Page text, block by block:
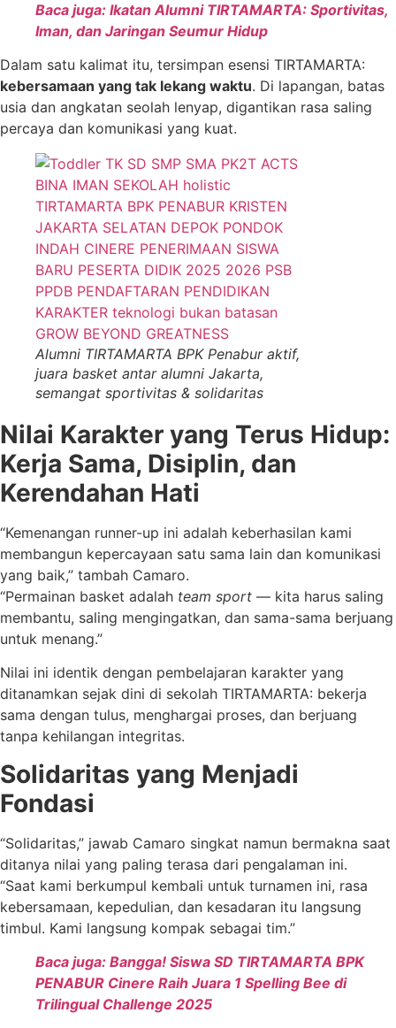
Baca juga: Ikatan Alumni TIRTAMARTA: Sportivitas,
Iman, dan Jaringan Seumur Hidup
Dalam satu kalimat itu, tersimpan esensi TIRTAMARTA:
kebersamaan yang tak lekang waktu. Di lapangan, batas
usia dan angkatan seolah lenyap, digantikan rasa saling
percaya dan komunikasi yang kuat.
Alumni TIRTAMARTA BPK Penabur aktif,
juara basket antar alumni Jakarta,
semangat sportivitas & solidaritas
Nilai Karakter yang Terus Hidup:
Kerja Sama, Disiplin, dan
Kerendahan Hati
“Kemenangan runner-up ini adalah keberhasilan kami
membangun kepercayaan satu sama lain dan komunikasi
yang baik,” tambah Camaro.
“Permainan basket adalah team sport — kita harus saling
membantu, saling mengingatkan, dan sama-sama berjuang
untuk menang.”
Nilai ini identik dengan pembelajaran karakter yang
ditanamkan sejak dini di sekolah TIRTAMARTA: bekerja
sama dengan tulus, menghargai proses, dan berjuang
tanpa kehilangan integritas.
Solidaritas yang Menjadi
Fondasi
“Solidaritas,” jawab Camaro singkat namun bermakna saat
ditanya nilai yang paling terasa dari pengalaman ini.
“Saat kami berkumpul kembali untuk turnamen ini, rasa
kebersamaan, kepedulian, dan kesadaran itu langsung
timbul. Kami langsung kompak sebagai tim.”
Baca juga: Bangga! Siswa SD TIRTAMARTA BPK
PENABUR Cinere Raih Juara 1 Spelling Bee di
Trilingual Challenge 2025